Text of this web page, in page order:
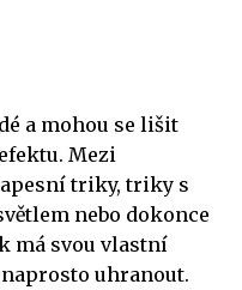
a mohou se lišit
Mezi
triky, triky s
nebo dokonce
má svou vlastní
uhranout.